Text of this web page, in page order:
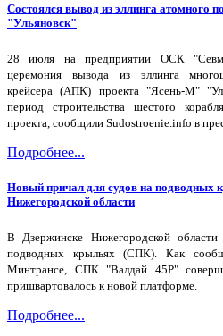
Состоялся вывод из эллинга атомного
"Ульяновск"
28 июля на предприятии ОСК
церемония вывода из эллинга
крейсера (АПК) проекта "Ясень-М"
период строительства шестого
проекта, сообщили Sudostroenie.info в
Подробнее...
Новый причал для судов на подводных
Нижегородской области
В Дзержинске Нижегородской
подводных крыльях (СПК). Как
Минтрансе, СПК "Валдай 45Р"
пришвартовалось к новой платформе.
Подробнее...